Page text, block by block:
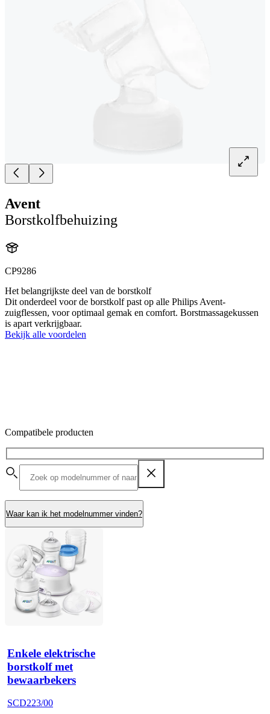
Avent
Borstkolfbehuizing
CP9286
Het belangrijkste deel van de borstkolf
Dit onderdeel voor de borstkolf past op alle Philips Avent-
zuigflessen, voor optimaal gemak en comfort. Borstmassagekussen
is apart verkrijgbaar.
Bekijk alle voordelen
Compatibele producten
Waar kan ik het modelnummer vinden?
Enkele elektrische
borstkolf met
bewaarbekers
SCD223/00